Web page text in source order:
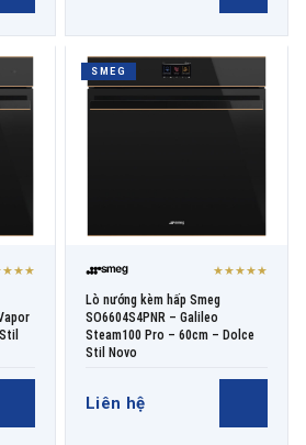
SMEG
★★★★★
Lò nướng kèm hấp Smeg
SO6604S4PNR – Galileo
Steam100 Pro – 60cm – Dolce
Stil Novo
Liên hệ